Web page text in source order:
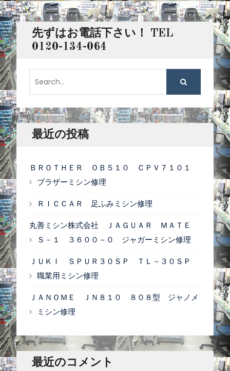
稿
ナ
ビ
ゲ
ー
シ
ョ
ン
先ずはお電話下さい！ TEL
0120-134-064
a
r
最近の投稿
ＢＲＯＴＨＥＲ ＯＢ５１０ ＣＰＶ７１０１
ブラザーミシン修理
ＲＩＣＣＡＲ 足ふみミシン修理
丸善ミシン株式会社 ＪＡＧＵＡＲ ＭＡＴＥ
Ｓ－１ ３６００－０ ジャガーミシン修理
ＪＵＫＩ ＳＰＵＲ３０ＳＰ ＴＬ－３０ＳＰ
職業用ミシン修理
ＪＡＮＯＭＥ ＪＮ８１０ ８０８型 ジャノメ
ミシン修理
最近のコメント